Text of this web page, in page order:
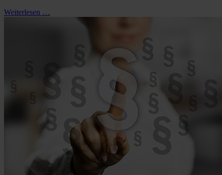
Weiterlesen …